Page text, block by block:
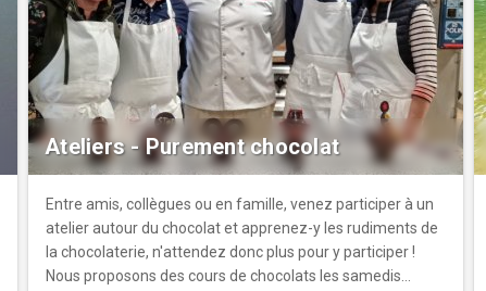
Ateliers - Purement chocolat
Entre amis, collègues ou en famille, venez participer à un
atelier autour du chocolat et apprenez-y les rudiments de
la chocolaterie, n'attendez donc plus pour y participer !
Nous proposons des cours de chocolats les samedis